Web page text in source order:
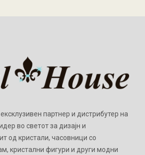
партнер и дистрибутер на
во светот за дизајн и
од кристали, часовници со
кристални фигури и други модни